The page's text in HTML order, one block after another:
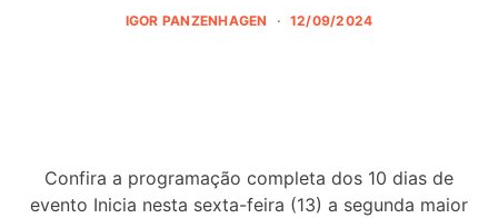
IGOR PANZENHAGEN 12/09/2024
Confira a programação completa dos 10 dias de
evento Inicia nesta sexta-feira (13) a segunda maior